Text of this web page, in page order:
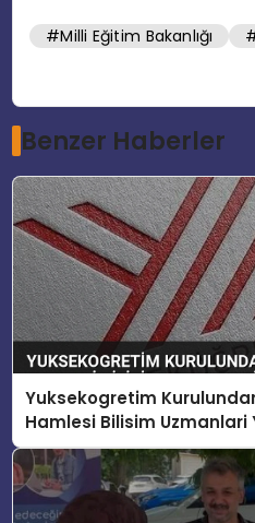
#Milli Eğitim Bakanlığı
Benzer Haberler
Yuksekogretim
Hamlesi Bilisim